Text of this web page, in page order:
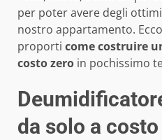
per poter avere degli
nostro appartamento.
proporti come costruire
costo zero in pochissimo
da solo a